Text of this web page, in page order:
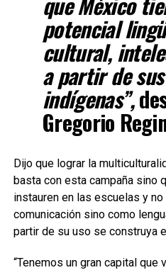
potencial
cultural,
a partir de
indígenas”,
Gregorio
Dijo que lograr la
basta con esta campaña sino
instauren en las escuelas y
comunicación sino como
partir de su uso se construya
“Tenemos un gran capital que